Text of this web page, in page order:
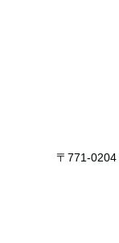
〒771-0204